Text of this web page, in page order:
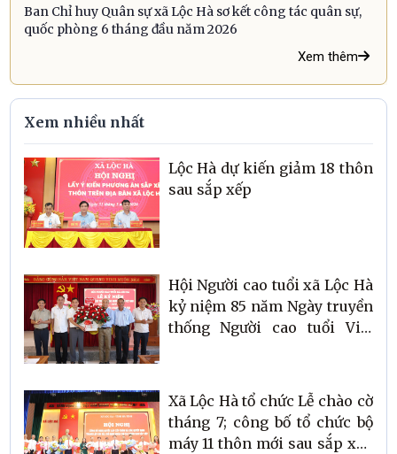
Ban Chỉ huy Quân sự xã Lộc Hà sơ kết công tác quân sự,
quốc phòng 6 tháng đầu năm 2026
Xem thêm
Xem nhiều nhất
Lộc Hà dự kiến giảm 18 thôn
sau sắp xếp
Hội Người cao tuổi xã Lộc Hà
kỷ niệm 85 năm Ngày truyền
thống Người cao tuổi Việt
Xã Lộc Hà tổ chức Lễ chào cờ
tháng 7; công bố tổ chức bộ
máy 11 thôn mới sau sắp xếp